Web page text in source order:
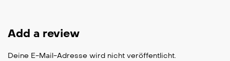
Add a review
Deine E-Mail-Adresse wird nicht veröffentlicht.